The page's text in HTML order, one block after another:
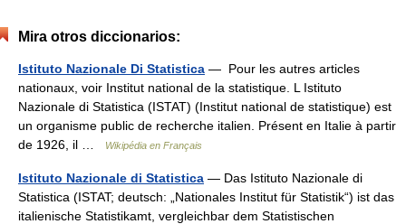
Mira otros diccionarios:
Istituto Nazionale Di Statistica — Pour les autres articles
nationaux, voir Institut national de la statistique. L Istituto
Nazionale di Statistica (ISTAT) (Institut national de statistique) est
un organisme public de recherche italien. Présent en Italie à partir
de 1926, il …
Wikipédia en Français
Istituto Nazionale di Statistica — Das Istituto Nazionale di
Statistica (ISTAT; deutsch: „Nationales Institut für Statistik“) ist das
italienische Statistikamt, vergleichbar dem Statistischen